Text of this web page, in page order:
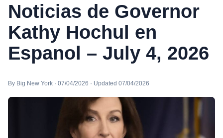
Noticias de Governor
Kathy Hochul en
Espanol – July 4, 2026
By Big New York · 07/04/2026 · Updated 07/04/2026